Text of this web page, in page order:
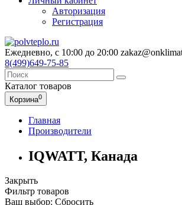
Авторизация
Регистрация
Ежедневно, с 10:00 до 20:00
8(499)649-75-85
Каталог товаров
Корзина0
Главная
Производители
IQWATT, Канада
Закрыть
Фильтр товаров
Ваш выбор: Сбросить